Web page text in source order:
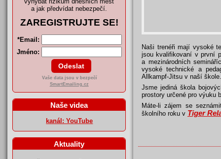
Naši trenéři mají vysoké
jsou kvalifikovaní v první
a mezinárodních
vysoké technické a
Allkampf-Jitsu v naší škole.
Jsme jediná škola
prostory určené pro výuku
Máte-li zájem se
školního roku v Tiger
a jak předvídat nebezpečí.
ZAREGISTRUJTE SE!
*Email:
Jméno:
Vaše data jsou v bezpečí
SmartEmailing.cz
Naše videa
kanál: YouTube
Aktuality